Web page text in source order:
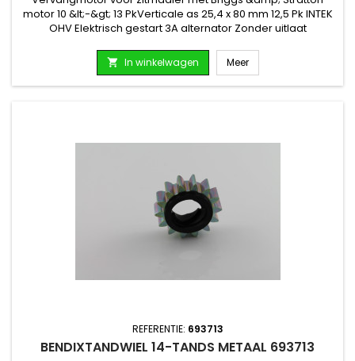
motor 10 &lt;-&gt; 13 PkVerticale as 25,4 x 80 mm 12,5 Pk INTEK
OHV Elektrisch gestart 3A alternator Zonder uitlaat
 In winkelwagen Meer
REFERENTIE: 693713
BENDIXTANDWIEL 14-TANDS METAAL 693713